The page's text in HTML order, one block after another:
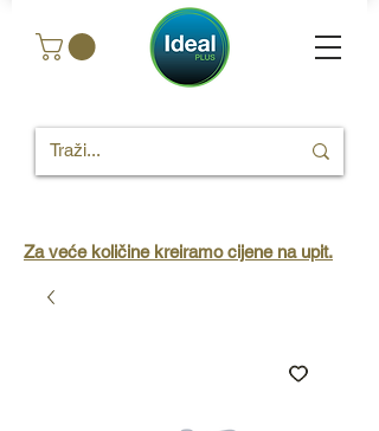
Za veće količine kreiramo cijene na upit.